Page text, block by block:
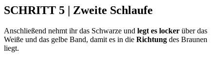
SCHRITT 5 | Zweite Schlaufe
Anschließend nehmt ihr das Schwarze und legt es locker über das
Weiße und das gelbe Band, damit es in die Richtung des Braunen
liegt.